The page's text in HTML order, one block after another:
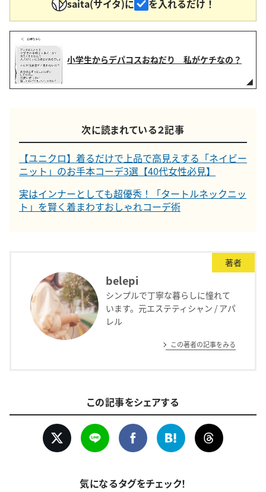
saita(サイタ)に を入れるだけ！
小学生からデパコスおねだり 私がケチなの？
次に読まれている２記事
【ユニクロ】着るだけで上品で高見えする「ネイビー
ニット」のお手本コーデ3選【40代女性必見】
実はインナーとしても超優秀！「タートルネックニッ
ト」を賢く着まわすおしゃれコーデ術
著者
belepi
シンプルで丁寧な暮らしに憧れて
います。元エステティシャン / アパ
レル
この著者の記事をみる
この記事をシェアする
気になるタグをチェック！